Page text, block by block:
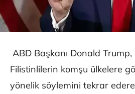
ABD Başkanı Donald Trump,
Filistinlilerin komşu ülkelere
yönelik söylemini tekrar